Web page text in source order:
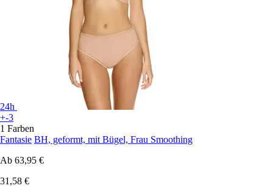
24h
+-3
1 Farben
Fantasie BH, geformt, mit Bügel, Frau Smoothing
Ab 63,95 €
31,58 €